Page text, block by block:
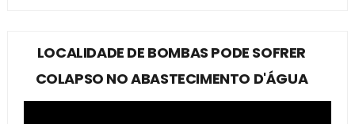
LOCALIDADE DE BOMBAS PODE SOFRER
COLAPSO NO ABASTECIMENTO D'ÁGUA